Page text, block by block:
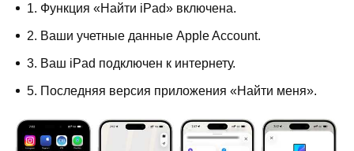
1. Функция «Найти iPad» включена.
2. Ваши учетные данные Apple Account.
3. Ваш iPad подключен к интернету.
5. Последняя версия приложения «Найти меня».